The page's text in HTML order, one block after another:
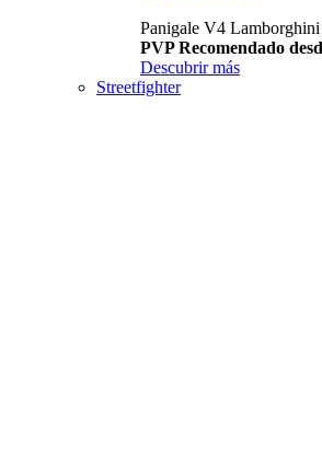
Panigale V4 Lamborghini
PVP Recomendado
Descubrir más
Streetfighter